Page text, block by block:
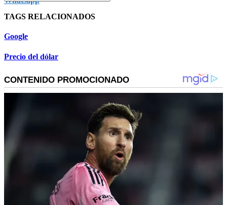
TAGS RELACIONADOS
Google
Precio del dólar